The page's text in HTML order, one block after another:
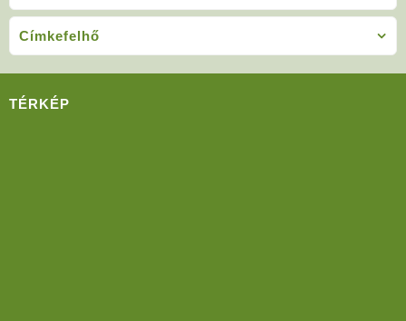
Címkefelhő
TÉRKÉP